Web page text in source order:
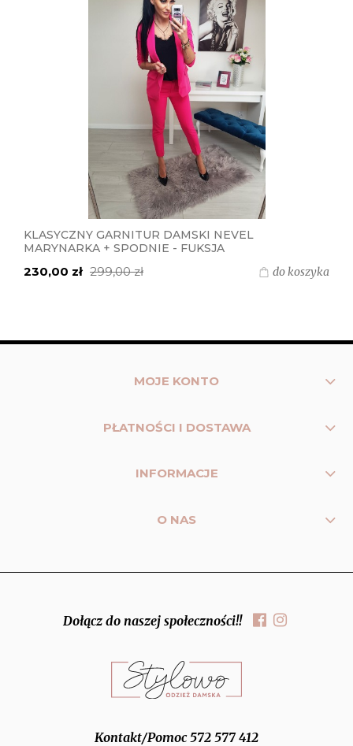
KLASYCZNY GARNITUR DAMSKI NEVEL
MARYNARKA + SPODNIE - FUKSJA
230,00 zł 299,00 zł do koszyka
MOJE KONTO
PŁATNOŚCI I DOSTAWA
INFORMACJE
O NAS
Dołącz do naszej społeczności!!
Kontakt/Pomoc 572 577 412